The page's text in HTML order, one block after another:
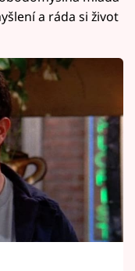
a ráda si život